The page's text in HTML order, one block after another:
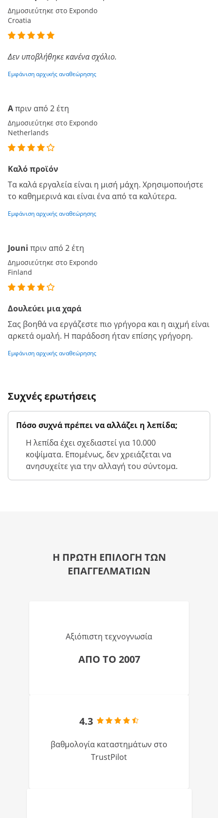
Δημοσιεύτηκε στο Expondo
Croatia
Δεν υποβλήθηκε κανένα σχόλιο.
Εμφάνιση αρχικής αναθεώρησης
Aπριν από 2 έτη
Δημοσιεύτηκε στο Expondo
Netherlands
Καλό προϊόν
Τα καλά εργαλεία είναι η μισή μάχη. Χρησιμοποιήστε
το καθημερινά και είναι ένα από τα καλύτερα.
Εμφάνιση αρχικής αναθεώρησης
Jouni πριν από 2 έτη
Δημοσιεύτηκε στο Expondo
Finland
Δουλεύει μια χαρά
Σας βοηθά να εργάζεστε πιο γρήγορα και η αιχμή είναι
αρκετά ομαλή. Η παράδοση ήταν επίσης γρήγορη.
Εμφάνιση αρχικής αναθεώρησης
Συχνές ερωτήσεις
Πόσο συχνά πρέπει να αλλάζει η λεπίδα;
Η λεπίδα έχει σχεδιαστεί για 10.000
κοψίματα. Επομένως, δεν χρειάζεται να
ανησυχείτε για την αλλαγή του σύντομα.
Η ΠΡΩΤΗ ΕΠΙΛΟΓΗ ΤΩΝ
ΕΠΑΓΓΕΛΜΑΤΙΩΝ
Αξιόπιστη τεχνογνωσία
ΑΠΟ ΤΟ 2007
4.3
βαθμολογία καταστημάτων στο
TrustPilot